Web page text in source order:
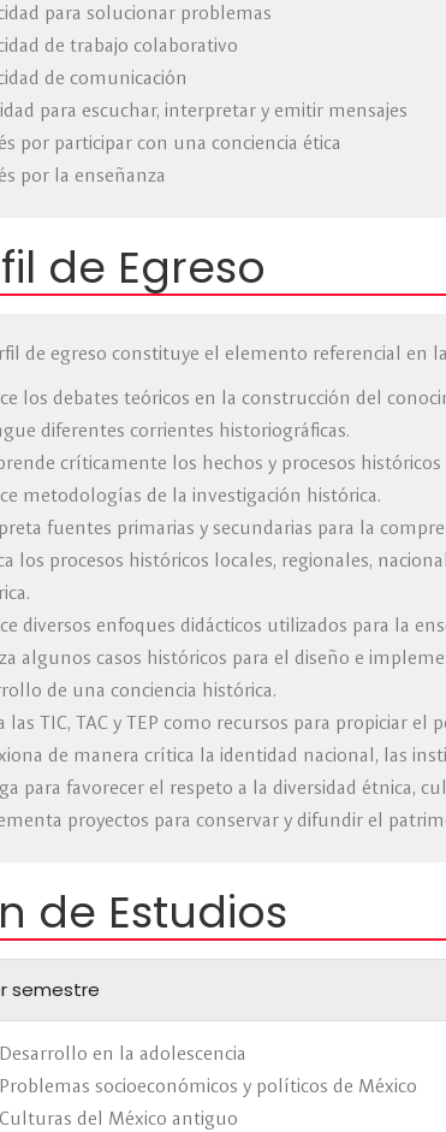
para solucionar problemas
de trabajo colaborativo
de comunicación
para escuchar, interpretar y emitir mensajes
por participar con una conciencia ética
por la enseñanza
de Egreso
de egreso constituye el elemento referencial en
los debates teóricos en la construcción del
diferentes corrientes historiográficas.
críticamente los hechos y procesos
metodologías de la investigación histórica.
fuentes primarias y secundarias para la
los procesos históricos locales, regionales,
diversos enfoques didácticos utilizados para la
algunos casos históricos para el diseño e
de una conciencia histórica.
las TIC, TAC y TEP como recursos para propiciar el
de manera crítica la identidad nacional, las
para favorecer el respeto a la diversidad étnica,
proyectos para conservar y difundir el
de Estudios
semestre
Desarrollo en la adolescencia
Problemas socioeconómicos y políticos de México
Culturas del México antiguo